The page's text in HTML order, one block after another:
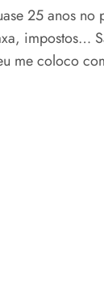
25 anos
impostos…
me coloco